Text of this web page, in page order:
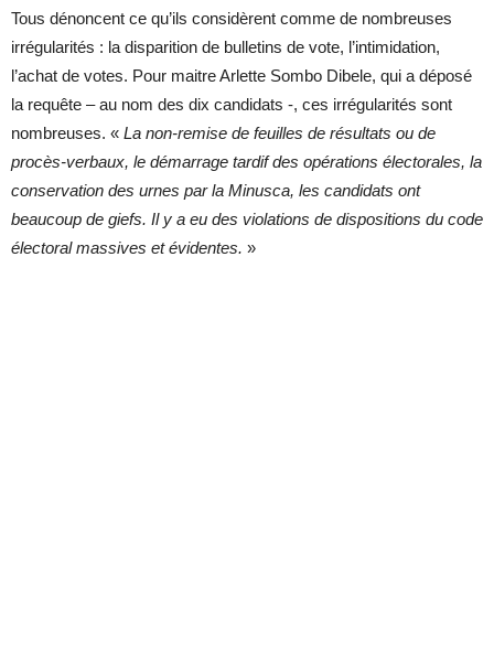
Tous dénoncent ce qu’ils considèrent comme de nombreuses
irrégularités : la disparition de bulletins de vote, l’intimidation,
l’achat de votes. Pour maitre Arlette Sombo Dibele, qui a déposé
la requête – au nom des dix candidats -, ces irrégularités sont
nombreuses. « La non-remise de feuilles de résultats ou de
procès-verbaux, le démarrage tardif des opérations électorales, la
conservation des urnes par la Minusca, les candidats ont
beaucoup de giefs. Il y a eu des violations de dispositions du code
électoral massives et évidentes. »